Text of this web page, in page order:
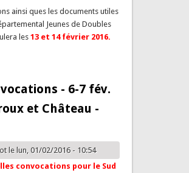
ainsi ques les documents utiles
Jeunes de Doubles
les 13 et 14 février 2016.
- Convocations - 13/14 fév.2016 - Nanteuil-
- 6-7 fév.
et Château -
le lun, 01/02/2016 - 10:54
convocations pour le Sud